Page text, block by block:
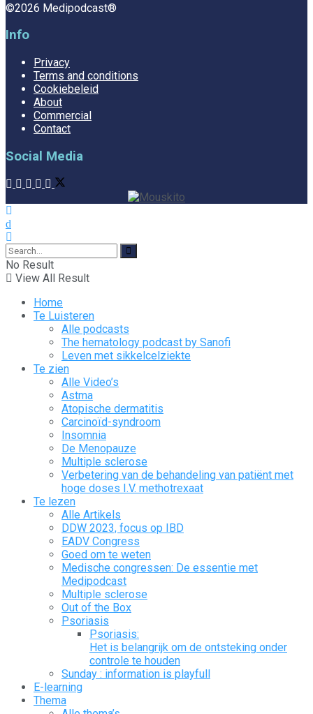
©2026 Medipodcast®
Info
Privacy
Terms and conditions
Cookiebeleid
About
Commercial
Contact
Social Media
No Result
View All Result
Home
Te Luisteren
Alle podcasts
The hematology podcast by Sanofi
Leven met sikkelcelziekte
Te zien
Alle Video’s
Astma
Atopische dermatitis
Carcinoïd-syndroom
Insomnia
De Menopauze
Multiple sclerose
Verbetering van de behandeling van patiënt met
hoge doses I.V. methotrexaat
Te lezen
Alle Artikels
DDW 2023, focus op IBD
EADV Congress
Goed om te weten
Medische congressen: De essentie met
Medipodcast
Multiple sclerose
Out of the Box
Psoriasis
Psoriasis:
Het is belangrijk om de ontsteking onder
controle te houden
Sunday : information is playfull
E-learning
Thema